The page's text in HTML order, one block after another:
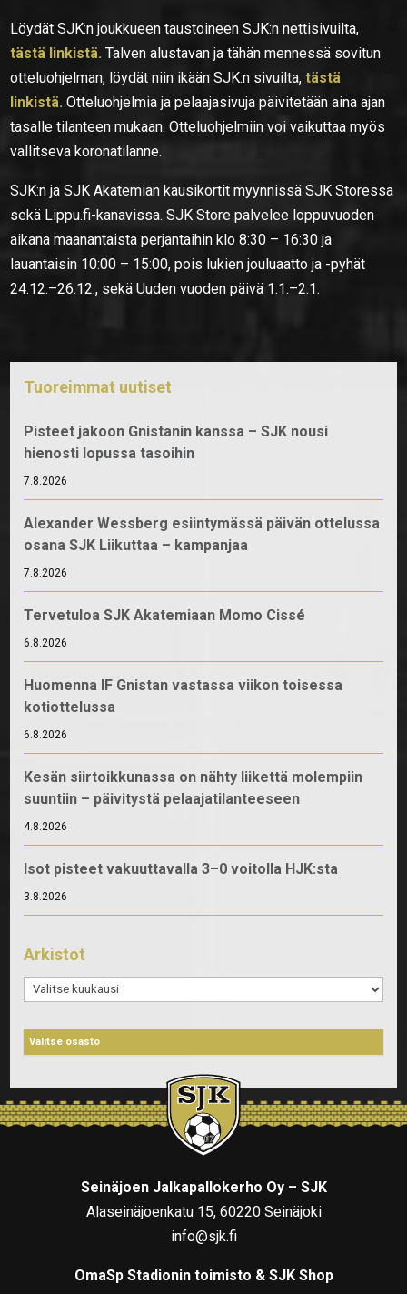
Löydät SJK:n joukkueen taustoineen SJK:n nettisivuilta,
tästä linkistä. Talven alustavan ja tähän mennessä sovitun
otteluohjelman, löydät niin ikään SJK:n sivuilta,tästä
linkistä. Otteluohjelmia ja pelaajasivuja päivitetään aina ajan
tasalle tilanteen mukaan. Otteluohjelmiin voi vaikuttaa myös
vallitseva koronatilanne.
SJK:n ja SJK Akatemian kausikortit myynnissä SJK Storessa
sekä Lippu.fi-kanavissa. SJK Store palvelee loppuvuoden
aikana maanantaista perjantaihin klo 8:30 – 16:30 ja
lauantaisin 10:00 – 15:00, pois lukien jouluaatto ja -pyhät
24.12.–26.12., sekä Uuden vuoden päivä 1.1.–2.1.
Tuoreimmat uutiset
Pisteet jakoon Gnistanin kanssa – SJK nousi
hienosti lopussa tasoihin
7.8.2026
Alexander Wessberg esiintymässä päivän ottelussa
osana SJK Liikuttaa – kampanjaa
7.8.2026
Tervetuloa SJK Akatemiaan Momo Cissé
6.8.2026
Huomenna IF Gnistan vastassa viikon toisessa
kotiottelussa
6.8.2026
Kesän siirtoikkunassa on nähty liikettä molempiin
suuntiin – päivitystä pelaajatilanteeseen
4.8.2026
Isot pisteet vakuuttavalla 3–0 voitolla HJK:sta
3.8.2026
Arkistot
Arkistot
Seinäjoen Jalkapallokerho Oy – SJK
Alaseinäjoenkatu 15, 60220 Seinäjoki
info@sjk.fi
OmaSp Stadionin toimisto & SJK Shop